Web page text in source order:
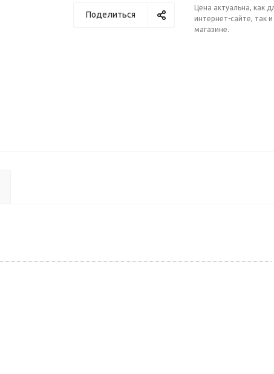
Поделиться
Цена актуальна, как
интернет-сайте, так
магазине.